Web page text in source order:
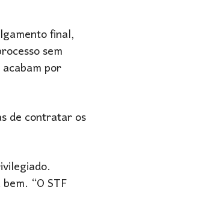
final,
sem
por
de contratar os
“O STF